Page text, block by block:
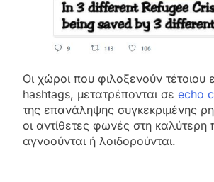
Οι χώροι που φιλοξενούν τέτοιου
hashtags, μετατρέπονται σε echo
της επανάληψης συγκεκριμένης
οι αντίθετες φωνές στη καλύτερη
αγνοούνται ή λοιδορούνται.